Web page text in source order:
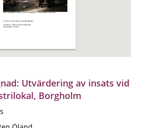
Utvärdering av insats vid
Borgholm